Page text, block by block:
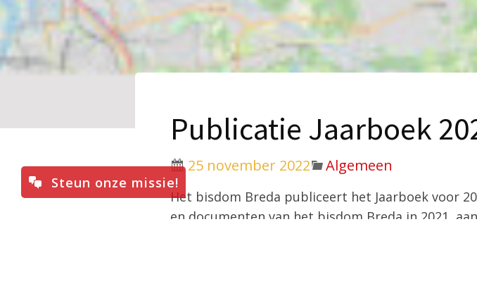
Publicatie Jaarboek
25 november 2022 Algemeen
Het bisdom Breda publiceert het Jaarboek voor
en documenten van het bisdom Breda in 2021,
Steun onze missie!